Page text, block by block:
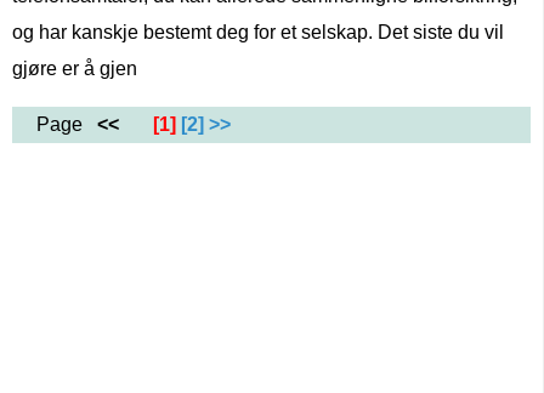
og har kanskje bestemt deg for et selskap. Det siste du vil
gjøre er å gjen
Page << [1] [2] >>